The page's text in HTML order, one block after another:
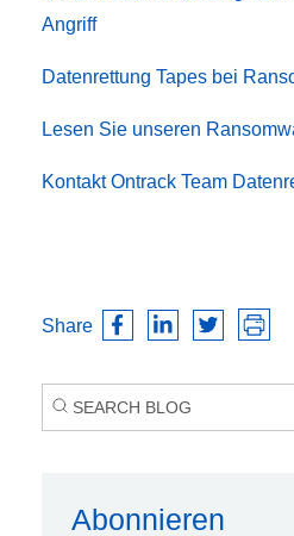
Angriff
Datenrettung Tapes bei
Lesen Sie unseren
Kontakt Ontrack Team
Share
Abonnieren